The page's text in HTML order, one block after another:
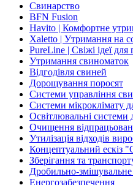
Свинарство
BFN Fusion
Havito | Комфортне
Xaletto | Утримання на
PureLine | Свіжі ідеї для
Утримання свиноматок
Відгодівля свиней
Дорощування поросят
Системи управління
Системи мікроклімату
Освітлювальні системи
Очищення
Утилізація відходів
Концептуальний ескіз
Зберігання та
Дробильно-
Енергозабезпечення